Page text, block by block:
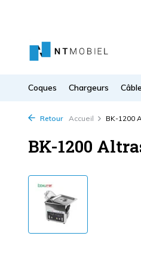
Coques Chargeurs
Retour Accueil BK-1200
BK-1200